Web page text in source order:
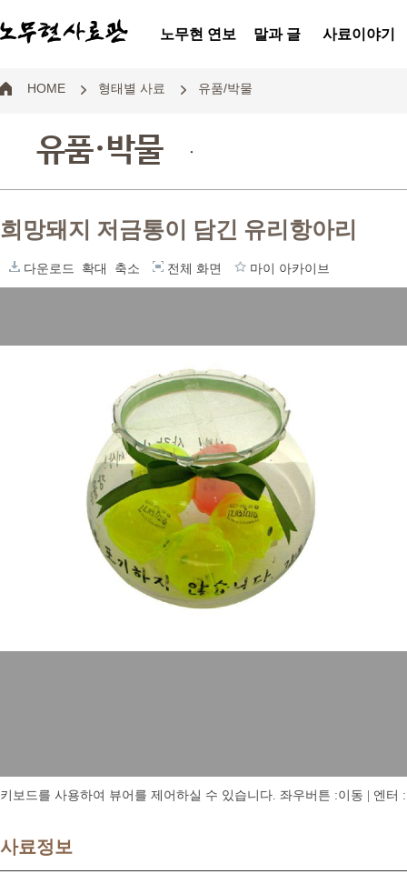
노무현 연보 말과 글 사료이야기
HOME 형태별 사료 유품/박물
유품·박물 .
희망돼지 저금통이 담긴 유리항아리
다운로드 확대 축소 전체 화면 마이 아카이브
키보드를 사용하여 뷰어를 제어하실 수 있습니다. 좌우버튼 :이동 | 엔터
사료정보